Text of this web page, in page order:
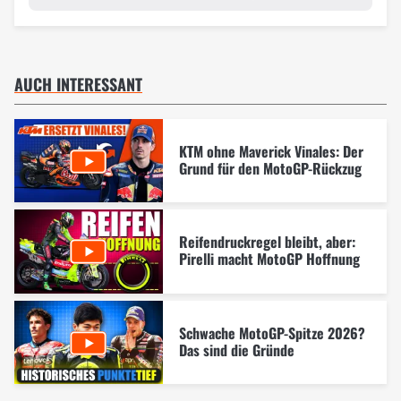
AUCH INTERESSANT
KTM ohne Maverick Vinales: Der
Grund für den MotoGP-Rückzug
Reifendruckregel bleibt, aber:
Pirelli macht MotoGP Hoffnung
Schwache MotoGP-Spitze 2026?
Das sind die Gründe